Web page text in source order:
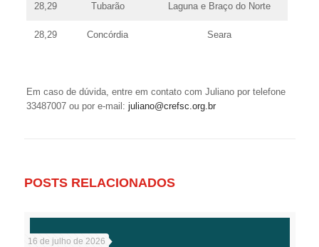
28,29 Tubarão Laguna e Braço do Norte
28,29 Concórdia Seara
Em caso de dúvida, entre em contato com Juliano por telefone
33487007 ou por e-mail:juliano@crefsc.org.br
POSTS RELACIONADOS
16 de julho de 2026